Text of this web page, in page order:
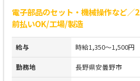
電子部品のセット・機械操作など／
前払いOK/工場/製造
給与 時給1,350～1,500円
勤務地 長野県安曇野市